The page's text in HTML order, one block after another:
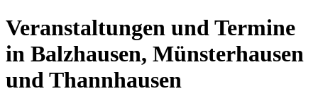
Veranstaltungen und Termine
in Balzhausen, Münsterhausen
und Thannhausen